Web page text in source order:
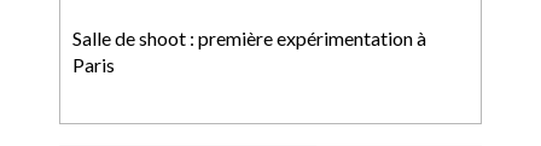
Salle de shoot : première expérimentation à
Paris